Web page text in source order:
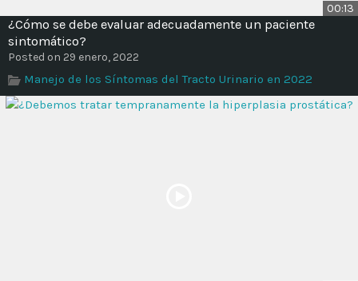
00:13
¿Cómo se debe evaluar adecuadamente un paciente
sintomático?
Posted on 29 enero, 2022
Manejo de los Síntomas del Tracto Urinario en 2022